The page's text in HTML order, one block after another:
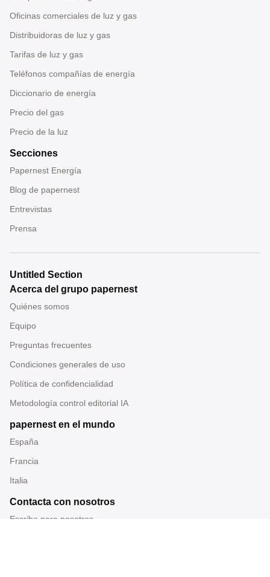
Oficinas comerciales de luz y gas
Distribuidoras de luz y gas
Tarifas de luz y gas
Teléfonos compañías de energía
Diccionario de energía
Precio del gas
Precio de la luz
Secciones
Papernest Energía
Blog de papernest
Entrevistas
Prensa
Untitled Section
Acerca del grupo papernest
Quiénes somos
Equipo
Preguntas frecuentes
Condiciones generales de uso
Política de confidencialidad
Metodología control editorial IA
papernest en el mundo
España
Francia
Italia
Contacta con nosotros
Escribe para nosotros